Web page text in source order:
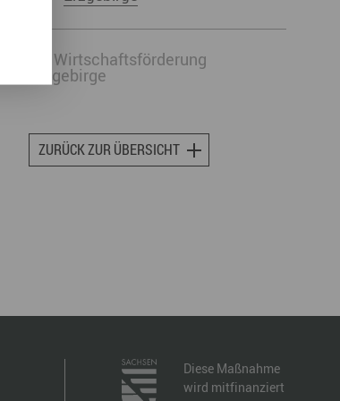
Wirtschaftsförderung
Erzgebirge
ZURÜCK ZUR ÜBERSICHT
Diese Maßnahme
wird mitfinanziert